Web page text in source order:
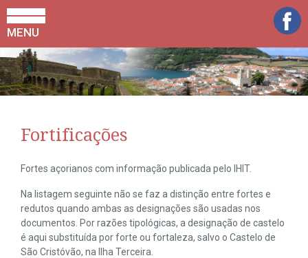
MENU
Fortificações
Fortes açorianos com informação publicada pelo IHIT.
Na listagem seguinte não se faz a distinção entre fortes e
redutos quando ambas as designações são usadas nos
documentos. Por razões tipológicas, a designação de castelo
é aqui substituída por forte ou fortaleza, salvo o Castelo de
São Cristóvão, na Ilha Terceira.